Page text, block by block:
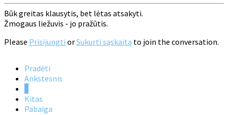
Būk greitas klausytis, bet lėtas atsakyti.
Žmogaus liežuvis - jo pražūtis.
Please Prisijungti orSukurti sąskaitą to join the conversation.
Pradėti
Ankstesnis
Kitas
Pabaiga